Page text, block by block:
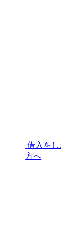
借入をし
方へ